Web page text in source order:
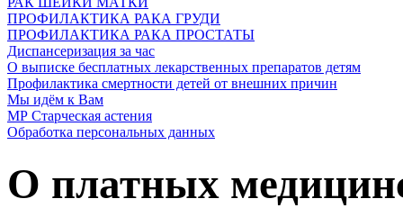
ПРОФИЛАКТИКА РАКА ГРУДИ
ПРОФИЛАКТИКА РАКА ПРОСТАТЫ
Диспансеризация за час
О выписке бесплатных лекарственных препаратов детям
Профилактика смертности детей от внешних причин
Мы идём к Вам
МР Старческая астения
Обработка персональных данных
О платных